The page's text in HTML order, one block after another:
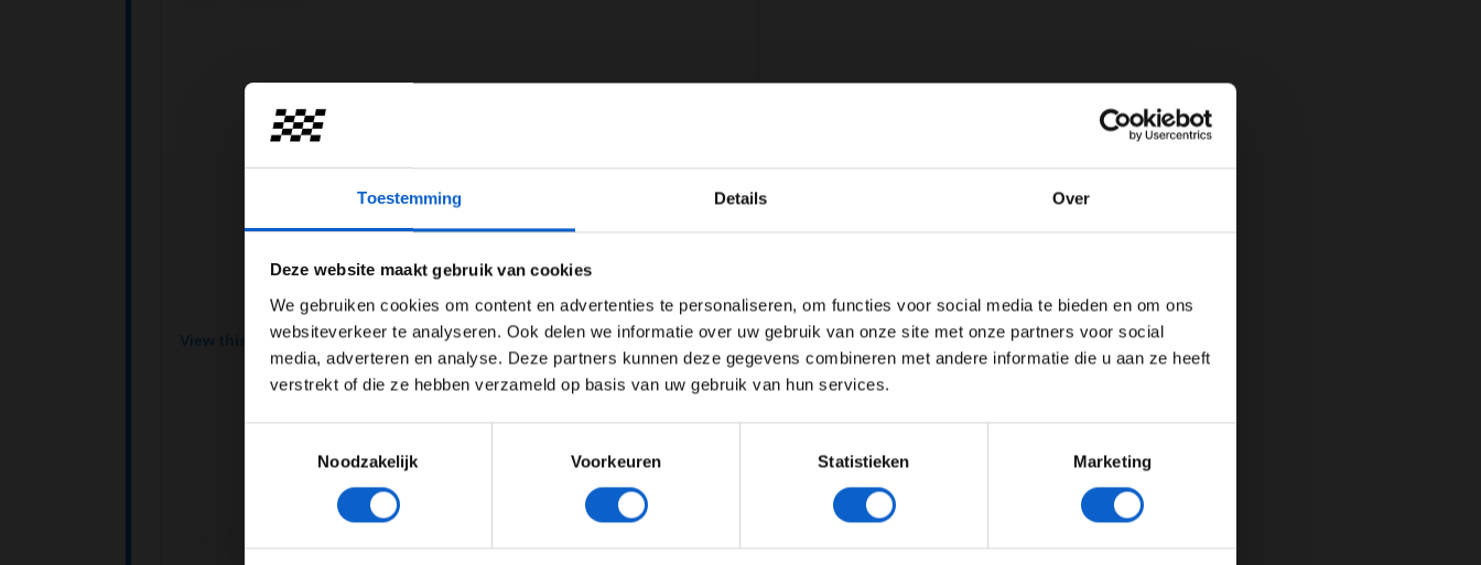
Toestemming Details Over
Deze website maakt gebruik van cookies
We gebruiken cookies om content en advertenties te personaliseren, om functies voor social media te bieden en om ons
websiteverkeer te analyseren. Ook delen we informatie over uw gebruik van onze site met onze partners voor social
media, adverteren en analyse. Deze partners kunnen deze gegevens combineren met andere informatie die u aan ze heeft
verstrekt of die ze hebben verzameld op basis van uw gebruik van hun services.
Noodzakelijk
Voorkeuren Statistieken Marketing
View this post on Instagram
Advertentie instellingen
Toon alle alcoholische drankenadvertenties (18+)
Toon alle kansspelenadvertenties (24+)
JONGER DAN 24 24 JAAR OF OUDER